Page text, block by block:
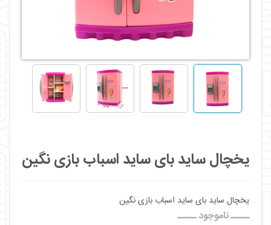
یخچال ساید بای ساید اسباب بازی نگین
یخچال ساید بای ساید اسباب بازی نگین
ـــــ ناموجود ـــــ